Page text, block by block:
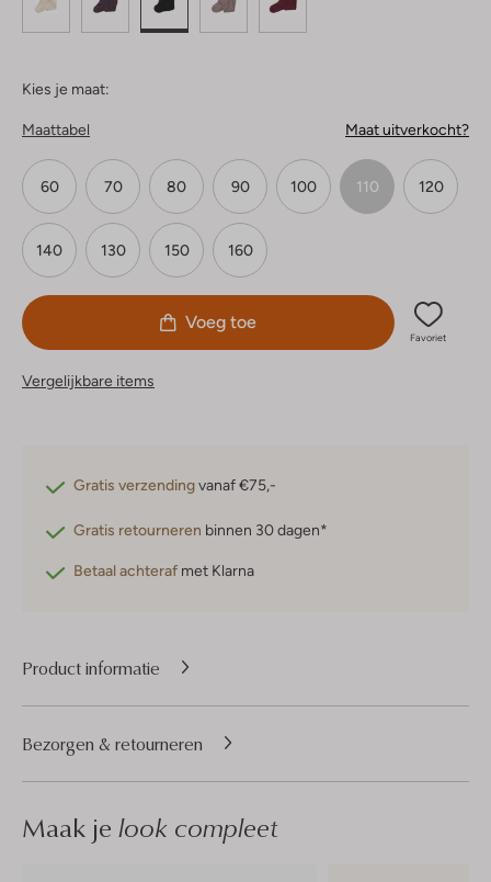
Kies je maat:
Maattabel Maat uitverkocht?
60 70 80 90 100 110 120
140 130 150 160
Voeg toe
Favoriet
Vergelijkbare items
Gratis verzendingvanaf €75,-
Gratis retourneren binnen 30 dagen*
Betaal achteraf met Klarna
Product informatie
Bezorgen & retourneren
Maak je look compleet